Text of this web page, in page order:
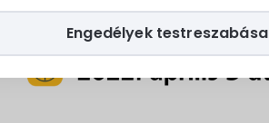
Engedélyek testreszabása